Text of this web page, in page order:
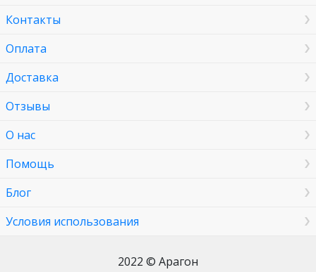
Контакты
Оплата
Доставка
Отзывы
О нас
Помощь
Блог
Условия использования
2022 © Арагон